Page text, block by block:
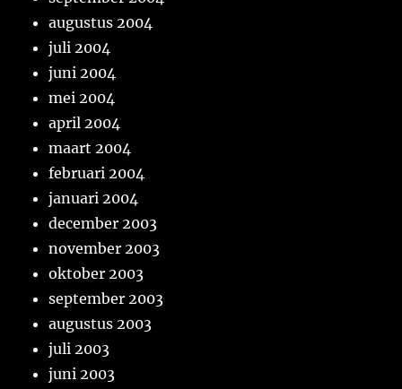
augustus 2004
juli 2004
juni 2004
mei 2004
april 2004
maart 2004
februari 2004
januari 2004
december 2003
november 2003
oktober 2003
september 2003
augustus 2003
juli 2003
juni 2003